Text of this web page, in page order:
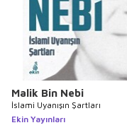
Malik Bin Nebi
İslami Uyanışın Şartları
Ekin Yayınları